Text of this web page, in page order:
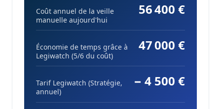
Coût annuel de la veille
manuelle aujourd'hui
56 400 €
Économie de temps grâce à
Legiwatch (5/6 du coût)
47 000 €
Tarif Legiwatch (Stratégie,
annuel)
− 4 500 €